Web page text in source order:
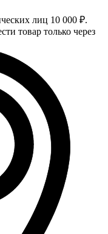
лиц 10 000 ₽.
товар только через